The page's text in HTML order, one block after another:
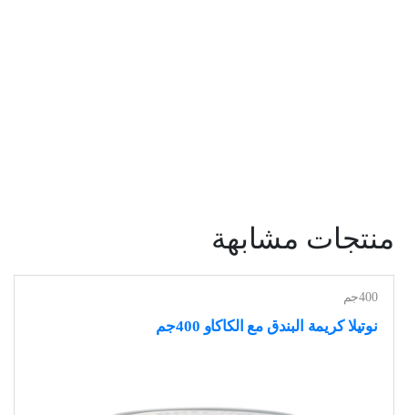
منتجات مشابهة
400جم
نوتيلا كريمة البندق مع الكاكاو 400جم